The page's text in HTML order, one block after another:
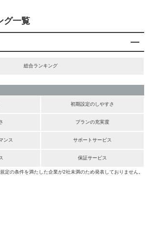
グ一覧
総合ランキング
初期設定のしやすさ
プランの充実度
ンス サポートサービス
保証サービス
定の条件を満たした企業が2社未満のため発表しておりません。